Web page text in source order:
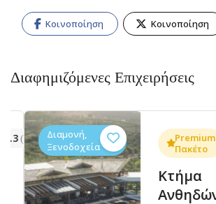
Κοινοποίηση Κοινοποίηση
Διαφημιζόμενες Επιχειρήσεις
(1381) Διαμονή,
Ξενοδοχεία
Premium
Πακέτο
Κτήμα
Ανθηδών